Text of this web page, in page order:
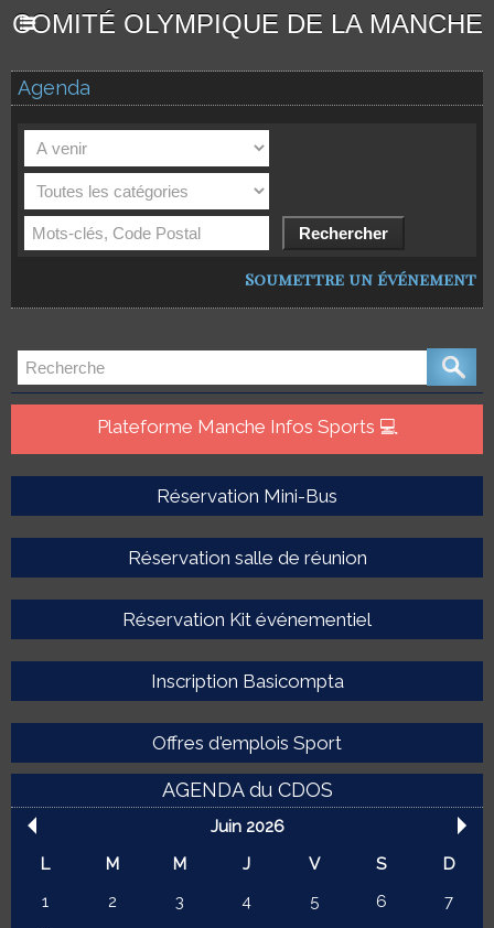
COMITÉ OLYMPIQUE DE LA MANCHE
Agenda
Soumettre un événement
Plateforme Manche Infos Sports 💻
Réservation Mini-Bus
Réservation salle de réunion
Réservation Kit événementiel
Inscription Basicompta
Offres d'emplois Sport
AGENDA du CDOS
Juin 2026
L
M M J V S
D
1
2 3 4 5 6
7